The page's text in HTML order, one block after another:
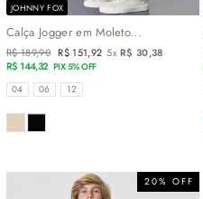
JOHNNY FOX
Calça Jogger em Moleto...
Preço
normal
R$ 189,90 Preço
promocional
R$ 151,92 5xR$ 30,38
R$ 144,32 PIX 5% OFF
TAMANHOS
04 06 12
COR
20% OFF